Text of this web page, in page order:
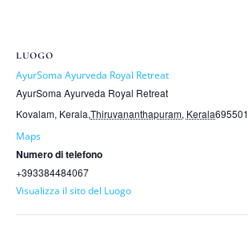
LUOGO
AyurSoma Ayurveda Royal Retreat
AyurSoma Ayurveda Royal Retreat
Kovalam, Kerala,Thiruvananthapuram, Kerala695501
Maps
Numero di telefono
+393384484067
Visualizza il sito del Luogo